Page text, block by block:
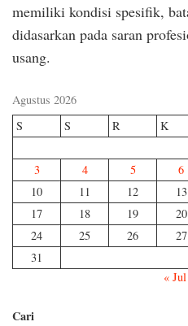
memiliki kondisi spesifik,
didasarkan pada saran
usang.
Agustus 2026
S
S R K
3
4 5 6
10
11 12 13
17
18 19 20
24
25 26 27
31
« Jul
Cari